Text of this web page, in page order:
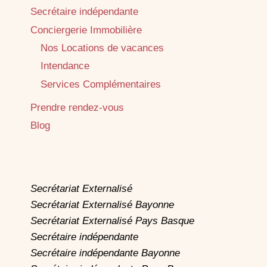
Secrétaire indépendante
Conciergerie Immobilière
Nos Locations de vacances
Intendance
Services Complémentaires
Prendre rendez-vous
Blog
Secrétariat Externalisé
Secrétariat Externalisé Bayonne
Secrétariat Externalisé Pays Basque
Secrétaire indépendante
Secrétaire indépendante Bayonne